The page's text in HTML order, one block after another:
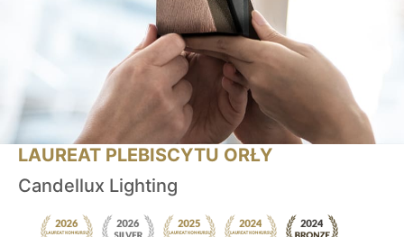
LAUREAT PLEBISCYTU ORŁY
Candellux Lighting